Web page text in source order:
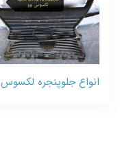
انواع جلوپنجره لکسوس